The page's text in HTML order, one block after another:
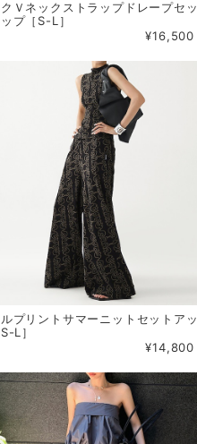
Ｖネックストラップドレープセッ
プ［S-L］
¥16,500
プリントサマーニットセットアッ
L］
¥14,800